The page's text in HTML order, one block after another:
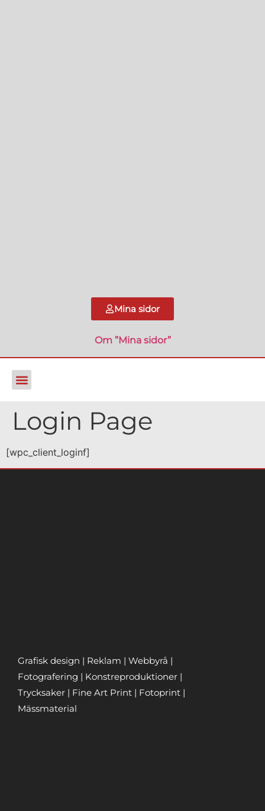
Mina sidor
Om ”Mina sidor”
Login Page
[wpc_client_loginf]
Grafisk design | Reklam | Webbyrå |
Fotografering | Konstreproduktioner |
Trycksaker | Fine Art Print | Fotoprint |
Mässmaterial